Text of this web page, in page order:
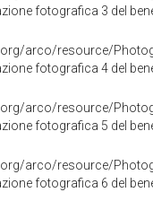
fotografica 3 del
fotografica 4 del
fotografica 5 del
fotografica 6 del